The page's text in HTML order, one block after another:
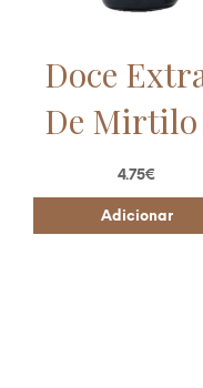
Doce
De Mirtilo
4.75€
Adicionar